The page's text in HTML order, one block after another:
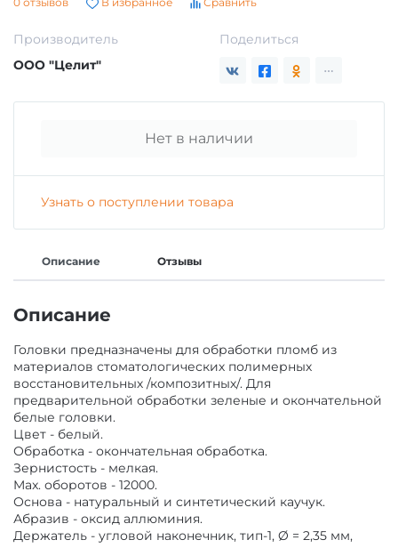
ЗАЩИТА ВРАЧА И ПАЦИЕНТА
АКСЕССУАРЫ И ПРИНАДЛЕЖНОСТИ
МАТЕРИАЛЫ ДЛЯ ПРОФИЛАКТИКИ КАРИЕСА
МАТЕРИАЛЫ ДЛЯ ОРТОПЕДИИ
ДЕЗИНФИЦИРУЮЩИЕ СРЕДСТВА,
АНТИСЕПТИКИ
ПОЛИРЫ ДЛЯ ПОЛИРОВАНИЯ,
СРЕДСТВА ДЛЯ ИЗОЛЯЦИИ /БЕЗ СРОКА/
МАТЕРИАЛЫ/ИНСТРУМЕНТЫ ДЛЯ
МАТЕРИАЛ ДЛЯ ПОЛИРОВАНИЯ ПРОТЕЗОВ Б/
КОМПОЗИТ ЗУБОТЕХНИЧЕСКИЙ
ОБОРУДОВАНИЕ И ЗАПАСНЫЕ ЧАСТИ
ЛИТЕЙНОЕ ОБОРУДОВАНИЕ / ИНСТРУМЕНТЫ
АРТИКУЛЛЯТОРЫ, ОККЛЮДАТОРЫ
Производитель
ООО "Целит"
Поделиться
Нет в наличии
Узнать о поступлении товара
Описание Отзывы
Описание
Головки предназначены для обработки пломб из
материалов стоматологических полимерных
восстановительных /композитных/. Для
предварительной обработки зеленые и окончательной
белые головки.
Цвет - белый.
Обработка - окончательная обработка.
Зернистость - мелкая.
Max. оборотов - 12000.
Основа - натуральный и синтетический каучук.
Абразив - оксид аллюминия.
Держатель - угловой наконечник, тип-1, Ø = 2,35 мм,